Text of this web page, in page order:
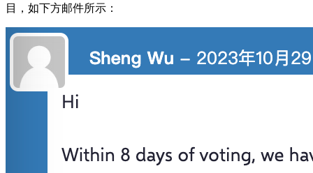
目，如下方邮件所示：